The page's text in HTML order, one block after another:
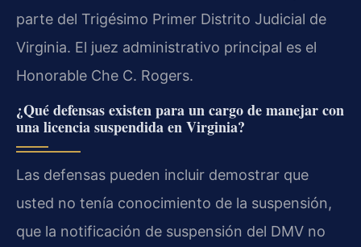
parte del Trigésimo Primer Distrito Judicial de
Virginia. El juez administrativo principal es el
Honorable Che C. Rogers.
¿Qué defensas existen para un cargo de manejar con
una licencia suspendida en Virginia?
Las defensas pueden incluir demostrar que
usted no tenía conocimiento de la suspensión,
que la notificación de suspensión del DMV no